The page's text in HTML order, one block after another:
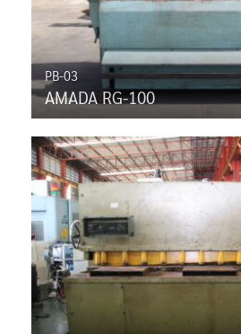
PB-03
AMADA RG-100